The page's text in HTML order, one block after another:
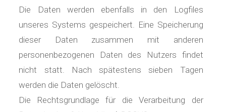
Die Daten werden ebenfalls in den Logfiles
unseres Systems gespeichert. Eine Speicherung
dieser Daten zusammen mit anderen
personenbezogenen Daten des Nutzers findet
nicht statt. Nach spätestens sieben Tagen
werden die Daten gelöscht.
Die Rechtsgrundlage für die Verarbeitung der